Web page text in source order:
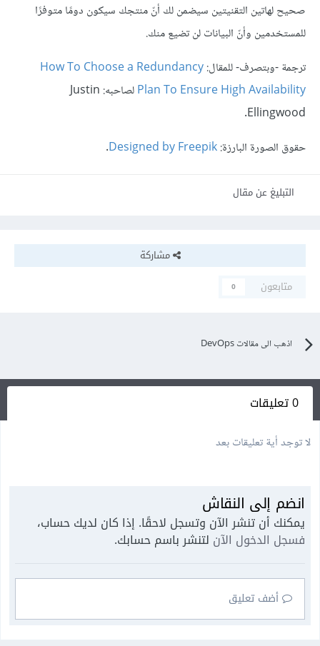
صحيح لهاتين التقنيتين سيضمن لك أنّ منتجك سيكون دومًا متوفرًا
للمستخدمين وأنّ البيانات لن تضيع منك.
ترجمة -وبتصرف- للمقال:How To Choose a Redundancy
Plan To Ensure High Availability
لصاحبه: Justin
Ellingwood.
حقوق الصورة البارزة:Designed by Freepik
.
التبليغ عن مقال
مشاركة
متابعون
0
اذهب الى مقالات DevOps
0 تعليقات
لا توجد أية تعليقات بعد
انضم إلى النقاش
يمكنك أن تنشر الآن وتسجل لاحقًا. إذا كان لديك حساب،
فسجل الدخول الآن لتنشر باسم حسابك.
أضف تعليق